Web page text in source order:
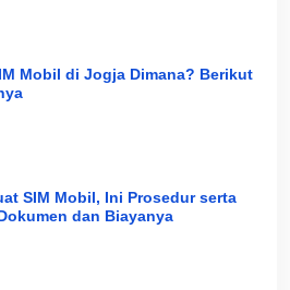
Mobil di Jogja Dimana? Berikut
SIM Mobil, Ini Prosedur serta
dan Biayanya